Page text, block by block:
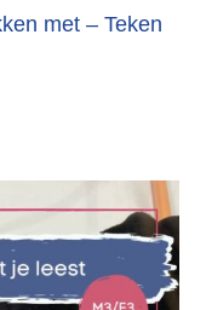
met – Teken